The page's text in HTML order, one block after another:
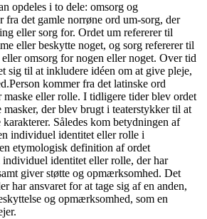
opdeles i to dele: omsorg og
fra det gamle norrøne ord um-sorg, der
eller sorg for. Ordet um refererer til
eller beskytte noget, og sorg refererer til
omsorg for nogen eller noget. Over tid
sig til at inkludere idéen om at give pleje,
kommer fra det latinske ord
maske eller rolle. I tidligere tider blev ordet
der blev brugt i teaterstykker til at
Således kom betydningen af
individuel identitet eller rolle i
etymologisk definition af ordet
identitet eller rolle, der har
giver støtte og opmærksomhed. Det
har ansvaret for at tage sig af en anden,
og opmærksomhed, som en